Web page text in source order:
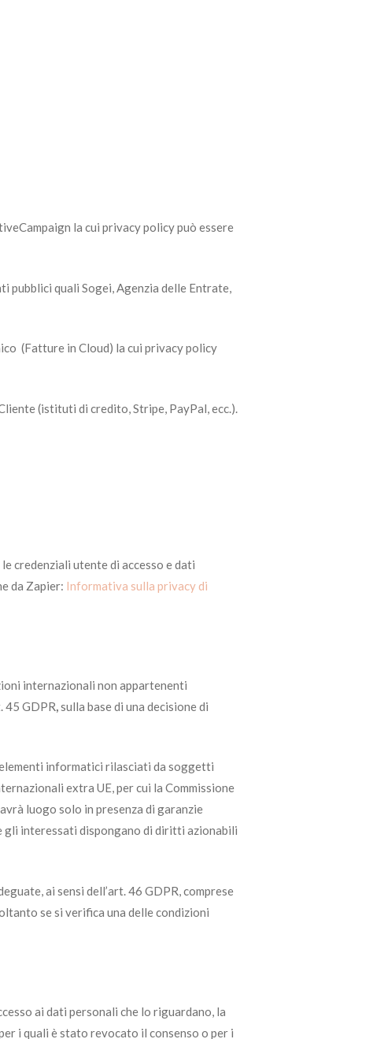
la cui privacy policy può essere
pubblici quali Sogei, Agenzia delle Entrate,
(Fatture in Cloud) la cui privacy policy
(istituti di credito, Stripe, PayPal, ecc.).
credenziali utente di accesso e dati
da Zapier: Informativa sulla privacy di
internazionali non appartenenti
45 GDPR sulla base di una decisione di
informatici rilasciati da soggetti
extra UE, per cui la Commissione
luogo solo in presenza di garanzie
gli interessati dispongano di diritti azionabili
ai sensi dell’art. 46 GDPR, comprese
se si verifica una delle condizioni
ai dati personali che lo riguardano, la
i quali è stato revocato il consenso o per i